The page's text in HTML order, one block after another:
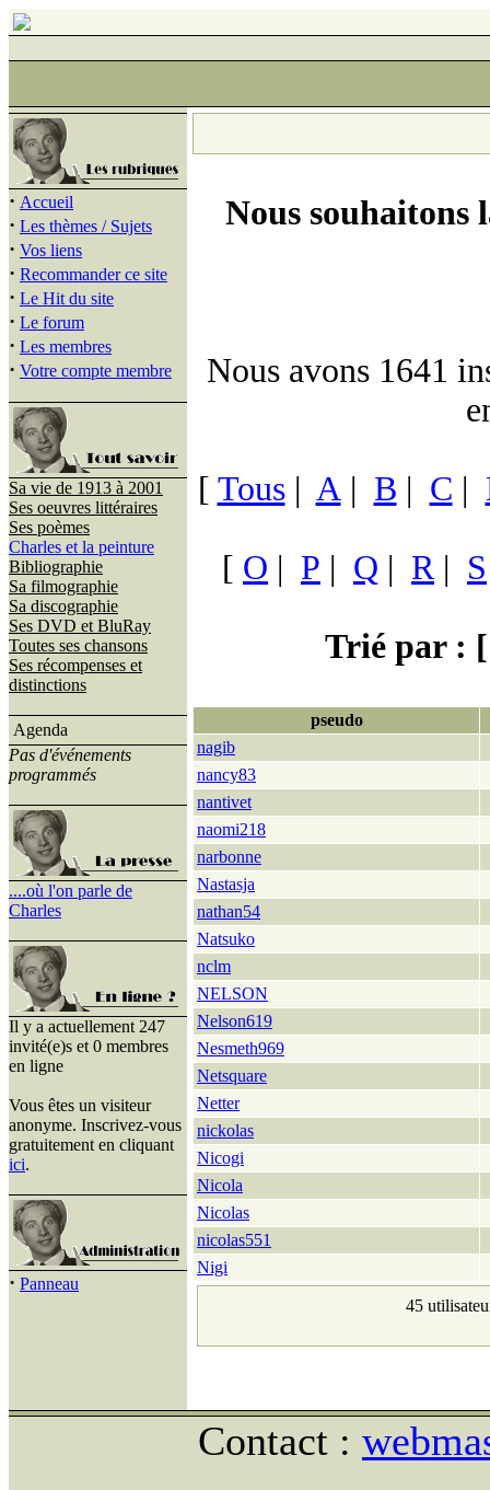
· Accueil
· Les thèmes / Sujets
· Vos liens
· Recommander ce site
· Le Hit du site
· Le forum
· Les membres
· Votre compte membre
Sa vie de 1913 à 2001
Ses oeuvres littéraires
Ses poèmes
Charles et la peinture
Bibliographie
Sa filmographie
Sa discographie
Ses DVD et BluRay
Toutes ses chansons
Ses récompenses et
distinctions
Agenda
Pas d'événements
programmés
....où l'on parle de
Charles
Il y a actuellement 247
invité(e)s et 0 membres
en ligne
Vous êtes un visiteur
anonyme. Inscrivez-vous
gratuitement en cliquant
ici.
· Panneau
Nous souhaitons
Nous avons 1641
[ Tous| A| B | C |
[ O | P | Q | R| S
Trié par : [
pseudo
nagib
nancy83
nantivet
naomi218
narbonne
Nastasja
nathan54
Natsuko
nclm
NELSON
Nelson619
Nesmeth969
Netsquare
Netter
nickolas
Nicogi
Nicola
Nicolas
nicolas551
Nigi
45
Contact :